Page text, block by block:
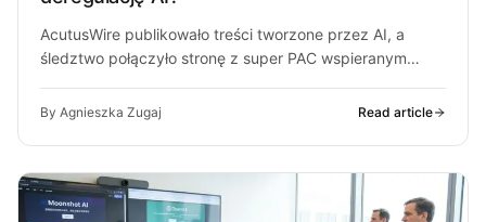
AcutusWire publikowało treści tworzone przez AI, a
śledztwo połączyło stronę z super PAC wspieranym
By Agnieszka Zugaj Read article